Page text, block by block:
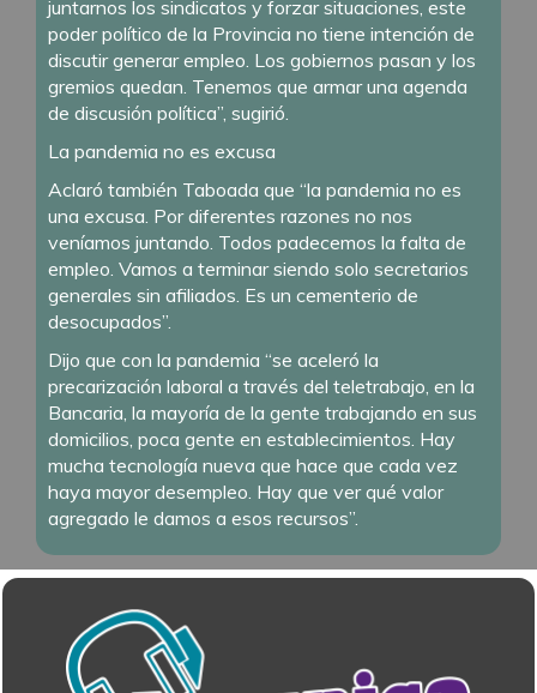
juntarnos los sindicatos y forzar situaciones, este
poder político de la Provincia no tiene intención de
discutir generar empleo. Los gobiernos pasan y los
gremios quedan. Tenemos que armar una agenda
de discusión política”, sugirió.
La pandemia no es excusa
Aclaró también Taboada que “la pandemia no es
una excusa. Por diferentes razones no nos
veníamos juntando. Todos padecemos la falta de
empleo. Vamos a terminar siendo solo secretarios
generales sin afiliados. Es un cementerio de
desocupados”.
Dijo que con la pandemia “se aceleró la
precarización laboral a través del teletrabajo, en la
Bancaria, la mayoría de la gente trabajando en sus
domicilios, poca gente en establecimientos. Hay
mucha tecnología nueva que hace que cada vez
haya mayor desempleo. Hay que ver qué valor
agregado le damos a esos recursos”.